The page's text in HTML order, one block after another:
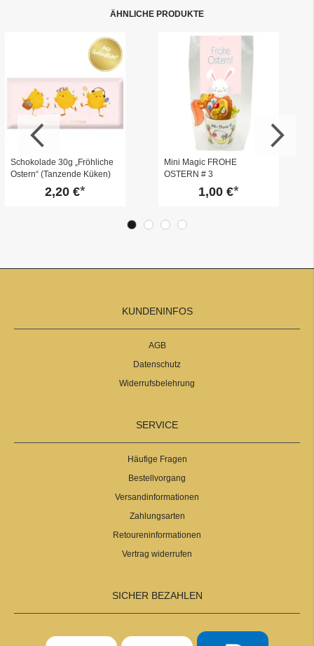
ÄHNLICHE PRODUKTE
Schokolade 30g „Fröhliche
Ostern“ (Tanzende Küken)
2,20 €
Mini Magic FROHE
OSTERN # 3
1,00 €
KUNDENINFOS
AGB
Datenschutz
Widerrufsbelehrung
SERVICE
Häufige Fragen
Bestellvorgang
Versandinformationen
Zahlungsarten
Retoureninformationen
Vertrag widerrufen
SICHER BEZAHLEN